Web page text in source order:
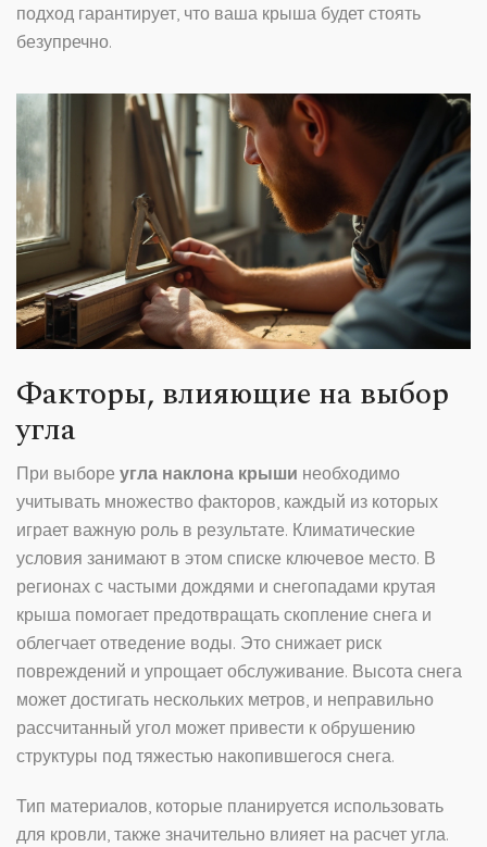
подход гарантирует, что ваша крыша будет стоять
безупречно.
Факторы, влияющие на выбор
угла
При выборе угла наклона крыши необходимо
учитывать множество факторов, каждый из которых
играет важную роль в результате. Климатические
условия занимают в этом списке ключевое место. В
регионах с частыми дождями и снегопадами крутая
крыша помогает предотвращать скопление снега и
облегчает отведение воды. Это снижает риск
повреждений и упрощает обслуживание. Высота снега
может достигать нескольких метров, и неправильно
рассчитанный угол может привести к обрушению
структуры под тяжестью накопившегося снега.
Тип материалов, которые планируется использовать
для кровли, также значительно влияет на расчет угла.